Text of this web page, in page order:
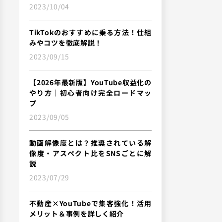
2023/10/04
TikTokのおすすめに乗る方法！仕組
みやコツを徹底解説！
2023/09/15
【2026年最新版】YouTube収益化の
やり方｜初心者向け完全ロードマッ
プ
2023/09/05
動画解像度とは？推奨されている解
像度・アスペクト比をSNSごとに解
説
2023/07/29
不動産×YouTubeで集客強化！活用
メリット＆事例を詳しく紹介